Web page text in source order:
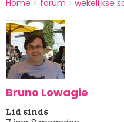
You
here:
Home forum wekelijkse
Bruno Lowagie
Lid sinds